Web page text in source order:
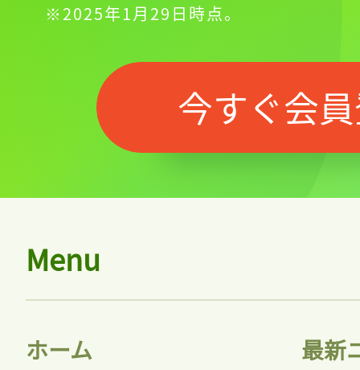
※2025年1月29日時点。
今すぐ会
Menu
ホーム 最新